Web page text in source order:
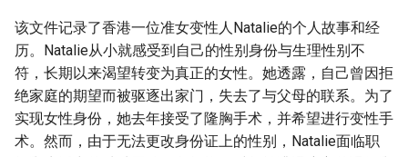
该文件记录了香港一位准女变性人Natalie的个人故事和经
历。Natalie从小就感受到自己的性别身份与生理性别不
符，长期以来渴望转变为真正的女性。她透露，自己曾因拒
绝家庭的期望而被驱逐出家门，失去了与父母的联系。为了
实现女性身份，她去年接受了隆胸手术，并希望进行变性手
术。然而，由于无法更改身份证上的性别，Natalie面临职